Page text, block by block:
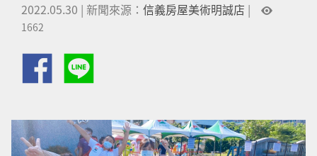
2022.05.30 | 新聞來源： 信義房屋美術明誠店 |
1662